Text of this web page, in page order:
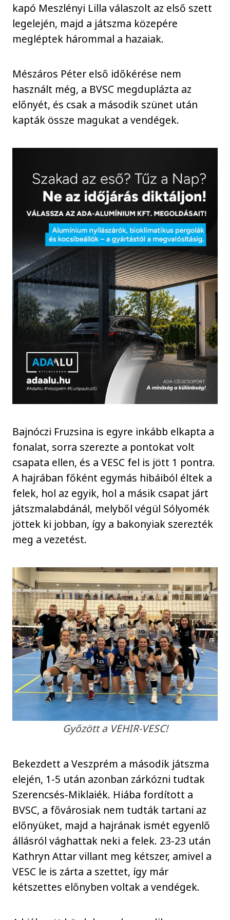
kapó Meszlényi Lilla válaszolt az első szett
legelején, majd a játszma közepére
megléptek hárommal a hazaiak.
Mészáros Péter első időkérése nem
használt még, a BVSC megduplázta az
előnyét, és csak a második szünet után
kapták össze magukat a vendégek.
Bajnóczi Fruzsina is egyre inkább elkapta a
fonalat, sorra szerezte a pontokat volt
csapata ellen, és a VESC fel is jött 1 pontra.
A hajrában főként egymás hibáiból éltek a
felek, hol az egyik, hol a másik csapat járt
játszmalabdánál, melyből végül Sólyomék
jöttek ki jobban, így a bakonyiak szerezték
meg a vezetést.
Győzött a VEHIR-VESC!
Bekezdett a Veszprém a második játszma
elején, 1-5 után azonban zárkózni tudtak
Szerencsés-Miklaiék. Hiába fordított a
BVSC, a fővárosiak nem tudták tartani az
előnyüket, majd a hajrának ismét egyenlő
állásról vághattak neki a felek. 23-23 után
Kathryn Attar villant meg kétszer, amivel a
VESC le is zárta a szettet, így már
kétszettes előnyben voltak a vendégek.